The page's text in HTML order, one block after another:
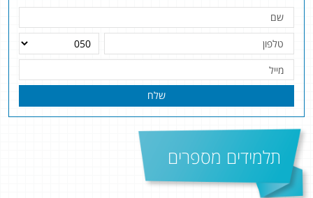
שלח
תלמידים מספרים